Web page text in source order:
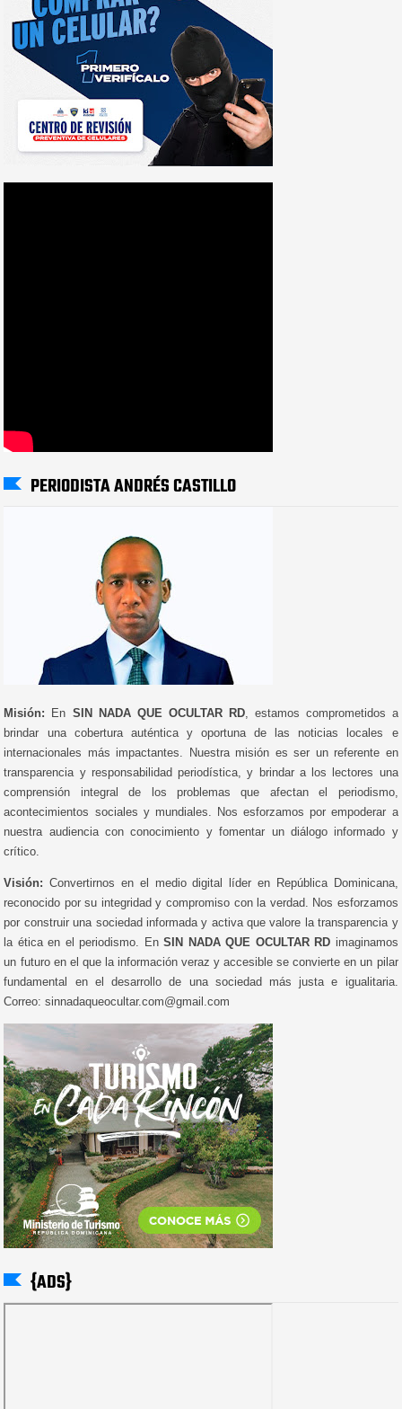
PERIODISTA ANDRÉS CASTILLO
Misión: En SIN NADA QUE OCULTAR RD, estamos comprometidos a
brindar una cobertura auténtica y oportuna de las noticias locales e
internacionales más impactantes. Nuestra misión es ser un referente en
transparencia y responsabilidad periodística, y brindar a los lectores una
comprensión integral de los problemas que afectan el periodismo,
acontecimientos sociales y mundiales. Nos esforzamos por empoderar a
nuestra audiencia con conocimiento y fomentar un diálogo informado y
crítico.
Visión: Convertirnos en el medio digital líder en República Dominicana,
reconocido por su integridad y compromiso con la verdad. Nos esforzamos
por construir una sociedad informada y activa que valore la transparencia y
la ética en el periodismo. EnSIN NADA QUE OCULTAR RD imaginamos
un futuro en el que la información veraz y accesible se convierte en un pilar
fundamental en el desarrollo de una sociedad más justa e igualitaria.
Correo: sinnadaqueocultar.com@gmail.com
{ADS}